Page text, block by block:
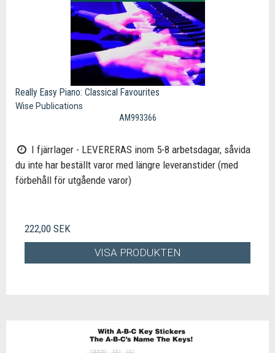
Really Easy Piano: Classical Favourites
Wise Publications
AM993366
I fjärrlager - LEVERERAS inom 5-8 arbetsdagar, såvida
du inte har beställt varor med längre leveranstider (med
förbehåll för utgående varor)
222,00 SEK
VISA PRODUKTEN